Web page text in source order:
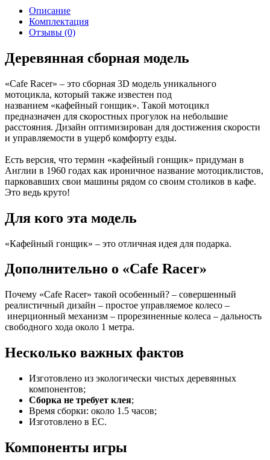
Описание
Комплектация
Отзывы (0)
Деревянная сборная модель
«Cafe Racer» – это сборная 3D модель уникального
мотоцикла, который также известен под
названием «кафейный гонщик». Такой мотоцикл
предназначен для скоростных прогулок на небольшие
расстояния. Дизайн оптимизирован для достижения скорости
и управляемости в ущерб комфорту езды.
Есть версия, что термин «кафейный гонщик» придуман в
Англии в 1960 годах как ироничное название мотоциклистов,
парковавших свои машины рядом со своим столиков в кафе.
Это ведь круто!
Для кого эта модель
«Кафейный гонщик» – это отличная идея для подарка.
Дополнительно о «Cafe Racer»
Почему «Cafe Racer» такой особенный? – совершенный
реалистичный дизайн – простое управляемое колесо –
инерционный механизм – прорезиненные колеса – дальность
свободного хода около 1 метра.
Несколько важных фактов
Изготовлено из экологически чистых деревянных
компонентов;
Сборка не требует клея;
Время сборки: около 1.5 часов;
Изготовлено в ЕС.
Компоненты игры